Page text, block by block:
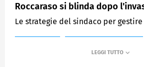
Roccaraso si blinda dopo
Le strategie del sindaco per